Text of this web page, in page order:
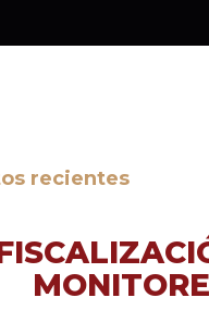
recientes